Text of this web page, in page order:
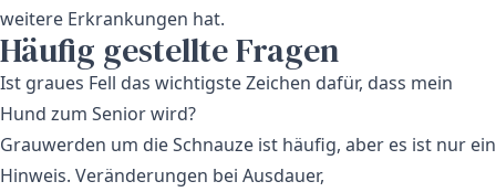
weitere Erkrankungen hat.
Häufig gestellte Fragen
Ist graues Fell das wichtigste Zeichen dafür, dass mein
Hund zum Senior wird?
Grauwerden um die Schnauze ist häufig, aber es ist nur ein
Hinweis. Veränderungen bei Ausdauer,